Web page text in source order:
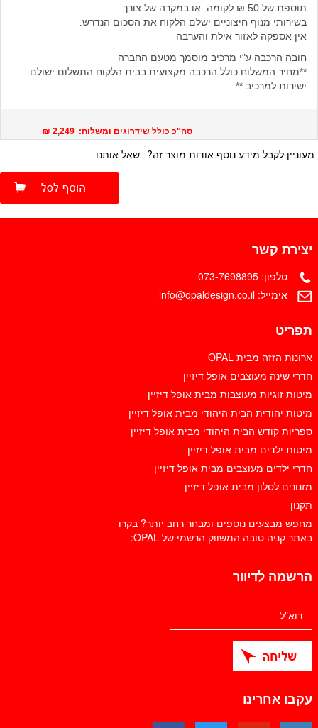
תוספת של 50 ₪ לקומה או במקרה של צורך
בשירותי מנוף חיצוניים ישלם הלקוח את הסכום הנדרש.
אין אספקה לאזור אילת והערבה
חובה הרכבה ע"י מרכיב מוסמך מטעם החברה
**מחיר המשלוח כולל הרכבה מקצועית בבית הלקוח התשלום ישולם
ישירות למרכיב **
סה"כ כולל שידרוגים ומשלוח: 2,249 ₪
מעוניין לקבל מידע נוסף אודות מוצר זה? שאל אותנו
יצירת קשר
טלפון: 073-7698895
אימייל: info@opaldesign.co.il
תפריט
ארונות הזזה מבית OPAL
חדרי שינה מעוצבים אופל דיזיין
מיטות זוגיות מעוצבות מבית אופל דיזיין
מיטות יהודית הבית היהודי מבית אופל דיזיין
ספריות קודש הבית היהודי מבית אופל דיזיין
מיטות ילדים מבית אופל דיזיין
חדרי ילדים מעוצבים מבית אופל דיזיין
מזנונים לסלון מבית אופל דיזיין
תקנון
מחפש מבצעים נוספים ומבחר רחב יותר? בקרו
באתר קניה טובה המשווק הרשמי של OPAL:
הרשמה לדיוור
עקבו אחרינו